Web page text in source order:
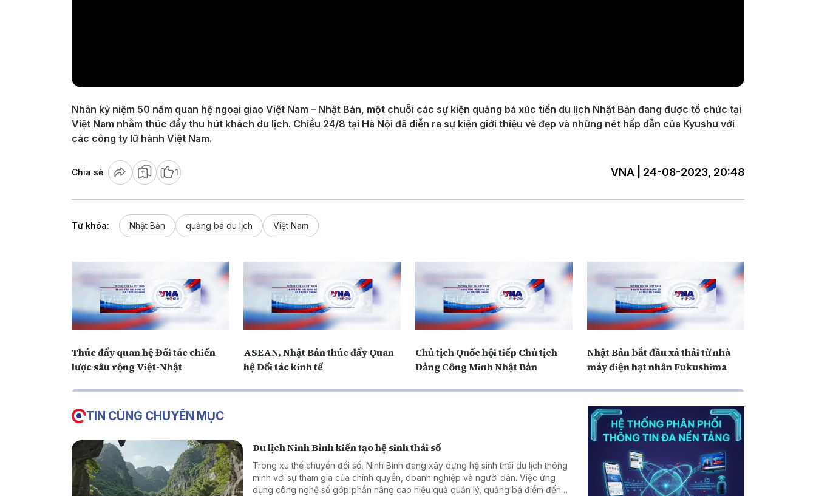
Nhân kỷ niệm 50 năm quan hệ ngoại giao Việt Nam – Nhật Bản, một chuỗi các sự kiện quảng bá xúc tiến du lịch Nhật Bản đang được tổ chức tại
Việt Nam nhằm thúc đẩy thu hút khách du lịch. Chiều 24/8 tại Hà Nội đã diễn ra sự kiện giới thiệu vẻ đẹp và những nét hấp dẫn của Kyushu với
các công ty lữ hành Việt Nam.
Chia sẻ 1 VNA | 24-08-2023, 20:48
Từ khóa: Nhật Bản quảng bá du lịch Việt Nam
Thúc đẩy quan hệ Đối tác chiến
lược sâu rộng Việt-Nhật
ASEAN, Nhật Bản thúc đẩy Quan
hệ Đối tác kinh tế
Chủ tịch Quốc hội tiếp Chủ tịch
Đảng Công Minh Nhật Bản
Nhật Bản bắt đầu xả thải từ nhà
máy điện hạt nhân Fukushima
TIN CÙNG CHUYÊN MỤC
Du lịch Ninh Bình kiến tạo hệ sinh thái số
Trong xu thế chuyển đổi số, Ninh Bình đang xây dựng hệ sinh thái du lịch thông
minh với sự tham gia của chính quyền, doanh nghiệp và người dân. Việc ứng
dụng công nghệ số góp phần nâng cao hiệu quả quản lý, quảng bá điểm đến